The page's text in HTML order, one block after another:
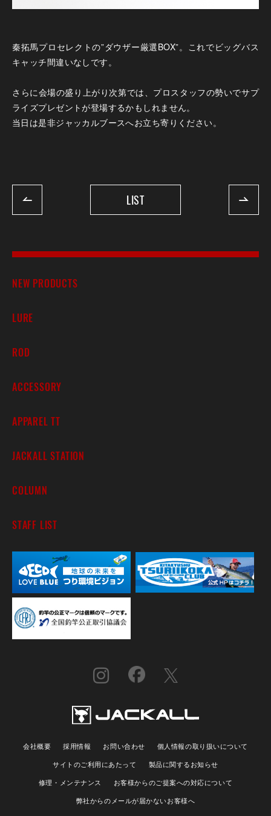
秦拓馬プロセレクトの”ダウザー厳選BOX”。これでビッグバス
キャッチ間違いなしです。
さらに会場の盛り上がり次第では、プロスタッフの勢いでサプ
ライズプレゼントが登場するかもしれません。
当日は是非ジャッカルブースへお立ち寄りください。
LIST
NEW PRODUCTS
LURE
ROD
ACCESSORY
APPAREL TT
JACKALL STATION
COLUMN
STAFF LIST
会社概要 採用情報 お問い合わせ
個人情報の取り扱いについて
サイトのご利用にあたって
製品に関するお知らせ
修理・メンテナンス
お客様からのご提案への対応について
弊社からのメールが届かないお客様へ